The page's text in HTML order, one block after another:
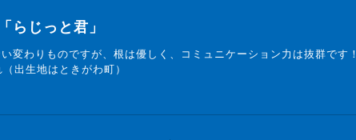
らじっと君」
変わりものですが、根は優しく、コミュニケーション力は抜群です！
出生地はときがわ町）